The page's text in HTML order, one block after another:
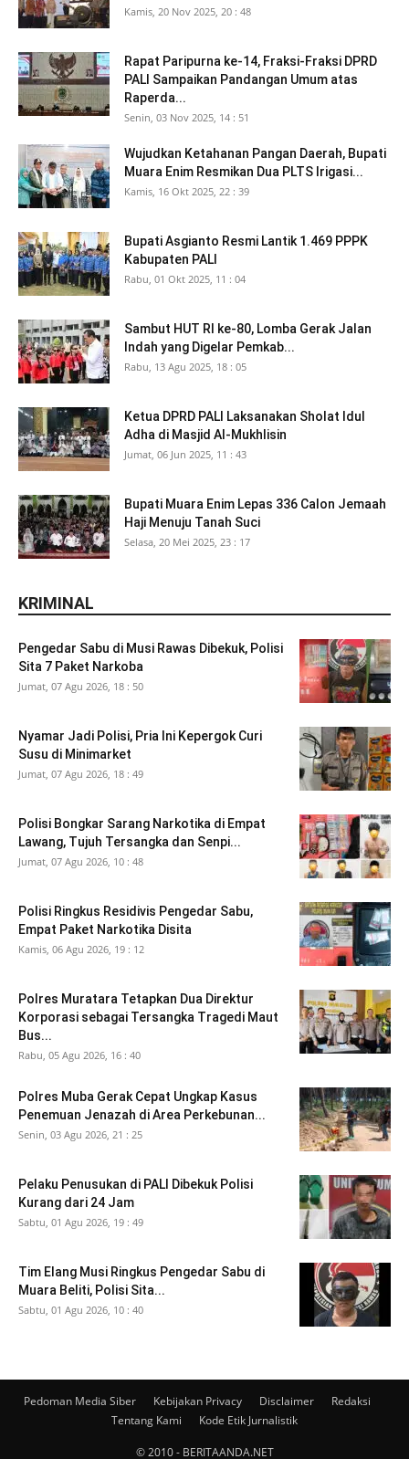
Kamis, 20 Nov 2025, 20 : 48
Rapat Paripurna ke-14, Fraksi-Fraksi DPRD
PALI Sampaikan Pandangan Umum atas
Raperda...
Senin, 03 Nov 2025, 14 : 51
Wujudkan Ketahanan Pangan Daerah, Bupati
Muara Enim Resmikan Dua PLTS Irigasi...
Kamis, 16 Okt 2025, 22 : 39
Bupati Asgianto Resmi Lantik 1.469 PPPK
Kabupaten PALI
Rabu, 01 Okt 2025, 11 : 04
Sambut HUT RI ke-80, Lomba Gerak Jalan
Indah yang Digelar Pemkab...
Rabu, 13 Agu 2025, 18 : 05
Ketua DPRD PALI Laksanakan Sholat Idul
Adha di Masjid Al-Mukhlisin
Jumat, 06 Jun 2025, 11 : 43
Bupati Muara Enim Lepas 336 Calon Jemaah
Haji Menuju Tanah Suci
Selasa, 20 Mei 2025, 23 : 17
KRIMINAL
Pengedar Sabu di Musi Rawas Dibekuk, Polisi
Sita 7 Paket Narkoba
Jumat, 07 Agu 2026, 18 : 50
Nyamar Jadi Polisi, Pria Ini Kepergok Curi
Susu di Minimarket
Jumat, 07 Agu 2026, 18 : 49
Polisi Bongkar Sarang Narkotika di Empat
Lawang, Tujuh Tersangka dan Senpi...
Jumat, 07 Agu 2026, 10 : 48
Polisi Ringkus Residivis Pengedar Sabu,
Empat Paket Narkotika Disita
Kamis, 06 Agu 2026, 19 : 12
Polres Muratara Tetapkan Dua Direktur
Korporasi sebagai Tersangka Tragedi Maut
Bus...
Rabu, 05 Agu 2026, 16 : 40
Polres Muba Gerak Cepat Ungkap Kasus
Penemuan Jenazah di Area Perkebunan...
Senin, 03 Agu 2026, 21 : 25
Pelaku Penusukan di PALI Dibekuk Polisi
Kurang dari 24 Jam
Sabtu, 01 Agu 2026, 19 : 49
Tim Elang Musi Ringkus Pengedar Sabu di
Muara Beliti, Polisi Sita...
Sabtu, 01 Agu 2026, 10 : 40
Pedoman Media Siber Kebijakan Privacy Disclaimer
Redaksi
Tentang Kami
Kode Etik Jurnalistik
© 2010 - BERITAANDA.NET